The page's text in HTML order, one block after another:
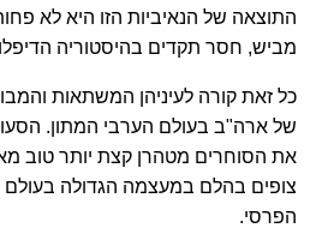
התוצאה של הנאיביות הזו היא לא
מביש, חסר תקדים בהיסטוריה
כל זאת קורה לעיניהן המשתאות
של ארה"ב בעולם הערבי המתון.
את הסוחרים מטהרן קצת יותר טוב
צופים בהלם במעצמה הגדולה
הפרסי.